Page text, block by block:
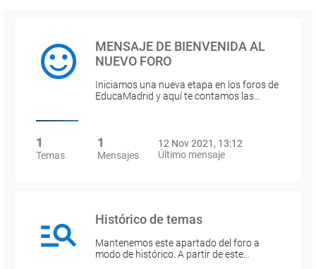
MENSAJE DE BIENVENIDA AL
NUEVO FORO
Iniciamos una nueva etapa en los foros de
EducaMadrid y aquí te contamos las…
1
Temas
1
Mensajes
12 Nov 2021, 13:12
Último mensaje
Histórico de temas
Mantenemos este apartado del foro a
modo de histórico. A partir de este…